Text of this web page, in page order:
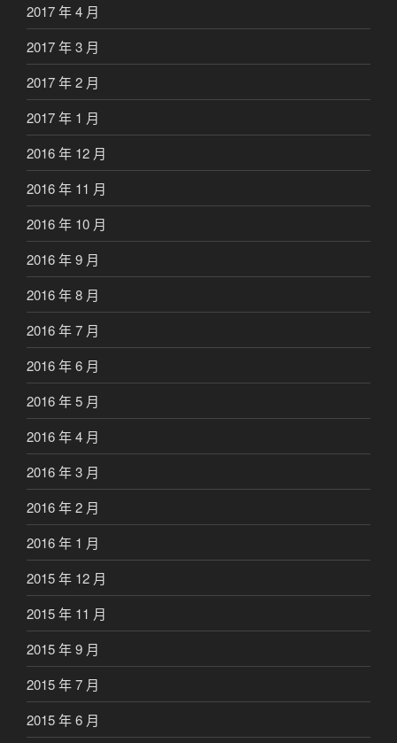
2017 年 4 月
2017 年 3 月
2017 年 2 月
2017 年 1 月
2016 年 12 月
2016 年 11 月
2016 年 10 月
2016 年 9 月
2016 年 8 月
2016 年 7 月
2016 年 6 月
2016 年 5 月
2016 年 4 月
2016 年 3 月
2016 年 2 月
2016 年 1 月
2015 年 12 月
2015 年 11 月
2015 年 9 月
2015 年 7 月
2015 年 6 月